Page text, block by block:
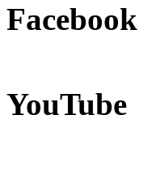
Facebook
YouTube